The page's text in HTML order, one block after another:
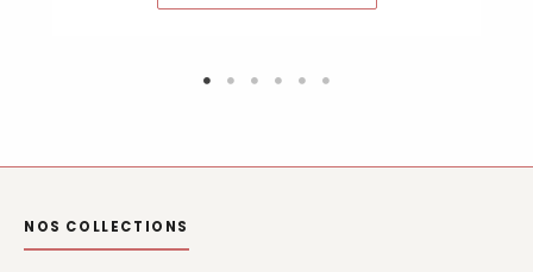
NOS COLLECTIONS